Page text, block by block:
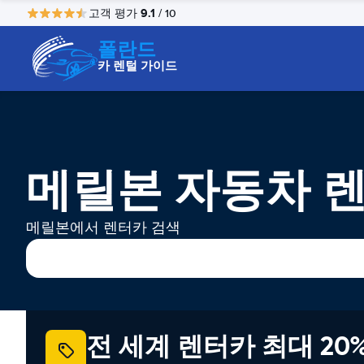
고객 평가 9.1 / 10
폴란드
카 렌털 가이드
메릴본 자동차
메릴본에서 렌터카 검색
전 세계 렌터카 최대